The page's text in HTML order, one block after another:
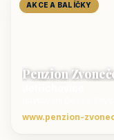
AKCE A BALÍČKY
Penzion
www.penzion-